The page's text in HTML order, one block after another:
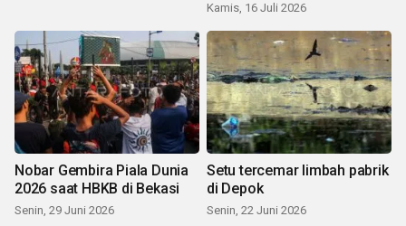
Kamis, 16 Juli 2026
Nobar Gembira Piala Dunia
2026 saat HBKB di Bekasi
Senin, 29 Juni 2026
Setu tercemar limbah pabrik
di Depok
Senin, 22 Juni 2026